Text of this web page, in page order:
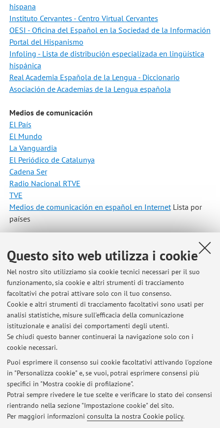
Questo sito web utilizza i cookie
Nel nostro sito utilizziamo sia cookie tecnici necessari per il suo
funzionamento, sia cookie e altri strumenti di tracciamento
facoltativi che potrai attivare solo con il tuo consenso.
Cookie e altri strumenti di tracciamento facoltativi sono usati per
analisi statistiche, misure sull'efficacia della comunicazione
istituzionale e analisi dei comportamenti degli utenti.
Se chiudi questo banner continuerai la navigazione solo con i
cookie necessari.
Puoi esprimere il consenso sui cookie facoltativi attivando l'opzione
in "Personalizza cookie" e, se vuoi, potrai esprimere consensi più
specifici in "Mostra cookie di profilazione".
Potrai sempre rivedere le tue scelte e verificare lo stato dei consensi
rientrando nella sezione "Impostazione cookie" del sito.
Per maggiori informazioni consulta la nostra Cookie policy.
hispana
Instituto Cervantes - Centro Virtual Cervantes
OESI - Oficina del Español en la Sociedad de la Información
Portal del Hispanismo
Infoling - Lista de distribución especializada en lingüística
hispánica
Real Academia Española de la Lengua - Diccionario
Asociación de Academias de la Lengua española
Medios de comunicación
El País
El Mundo
La Vanguardia
El Periódico de Catalunya
Cadena Ser
Radio Nacional RTVE
TVE
Medios de comunicación en español en InternetLista por
países
Ultimi avvisi
Ultimo ricevimento a.a. 25/26 > 24/07 online
Pubblicato il: 20 luglio 2026
Bando Erasmus+ Mobilità per tirocinio 2026/27
Pubblicato il: 12 marzo 2026
Bando Erasmus+ 2026/27 - colloqui online
Pubblicato il: 16 gennaio 2026